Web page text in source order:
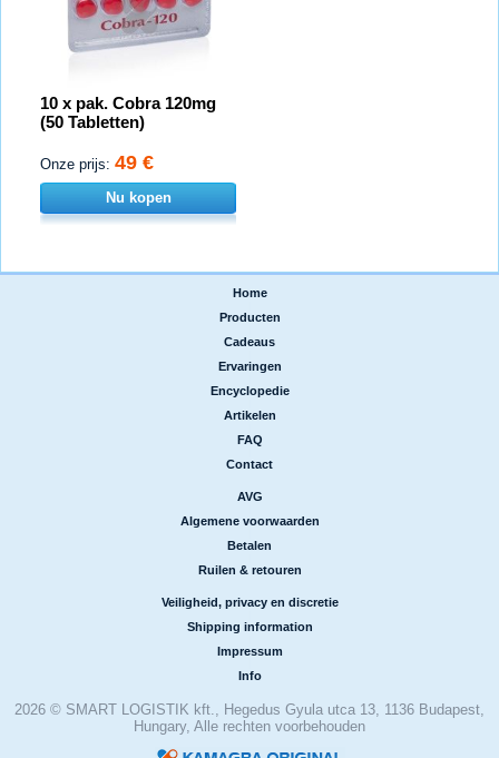
10 x pak. Cobra 120mg
(50 Tabletten)
Onze prijs: 49 €
Nu kopen
Home
Producten
Cadeaus
Ervaringen
Encyclopedie
Artikelen
FAQ
Contact
AVG
Algemene voorwaarden
Betalen
Ruilen & retouren
Veiligheid, privacy en discretie
Shipping information
Impressum
Info
2026 © SMART LOGISTIK kft., Hegedus Gyula utca 13, 1136 Budapest,
Hungary, Alle rechten voorbehouden